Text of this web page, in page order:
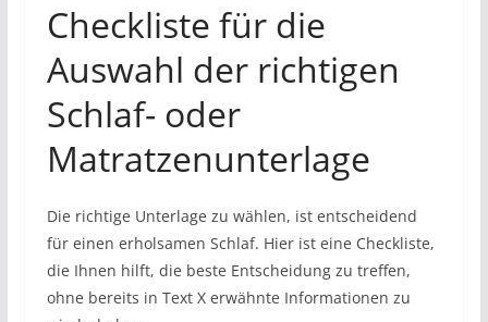
Checkliste für die
Auswahl der richtigen
Schlaf- oder
Matratzenunterlage
Die richtige Unterlage zu wählen, ist entscheidend
für einen erholsamen Schlaf. Hier ist eine Checkliste,
die Ihnen hilft, die beste Entscheidung zu treffen,
ohne bereits in Text X erwähnte Informationen zu